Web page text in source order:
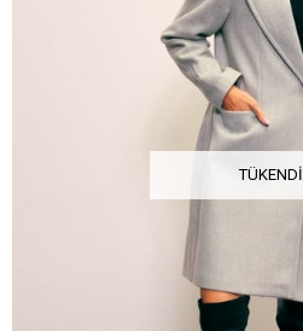
TÜKENDI